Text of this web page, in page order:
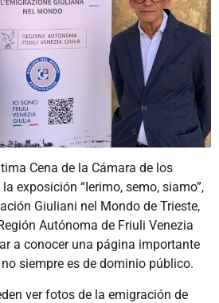
Cena de la Cámara de los
exposición “Ierimo, semo, siamo”,
Giuliani nel Mondo de Trieste,
Autónoma de Friuli Venezia
a conocer una página importante
siempre es de dominio público.
ver fotos de la emigración de